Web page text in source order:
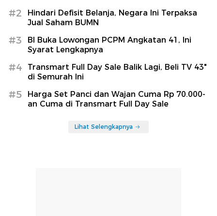
#2
Hindari Defisit Belanja, Negara Ini Terpaksa
Jual Saham BUMN
#3
BI Buka Lowongan PCPM Angkatan 41, Ini
Syarat Lengkapnya
#4
Transmart Full Day Sale Balik Lagi, Beli TV 43"
di Semurah Ini
#5
Harga Set Panci dan Wajan Cuma Rp 70.000-
an Cuma di Transmart Full Day Sale
Lihat Selengkapnya